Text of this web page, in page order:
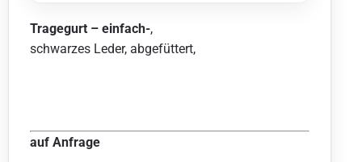
Tragegurt – einfach-,
schwarzes Leder, abgefüttert,
auf Anfrage